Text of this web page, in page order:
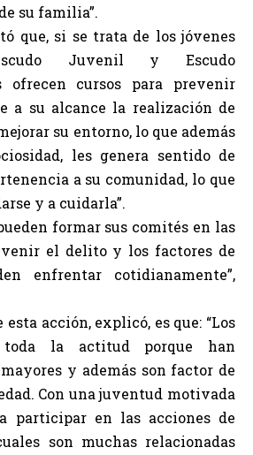
su familia”.
que, si se trata de los jóvenes
Juvenil y Escudo
ofrecen cursos para prevenir
a su alcance la realización de
su entorno, lo que además
les genera sentido de
a su comunidad, lo que
y a cuidarla”.
formar sus comités en las
el delito y los factores de
enfrentar cotidianamente”,
acción, explicó, es que: “Los
toda la actitud porque han
y además son factor de
Con una juventud motivada
participar en las acciones de
son muchas relacionadas